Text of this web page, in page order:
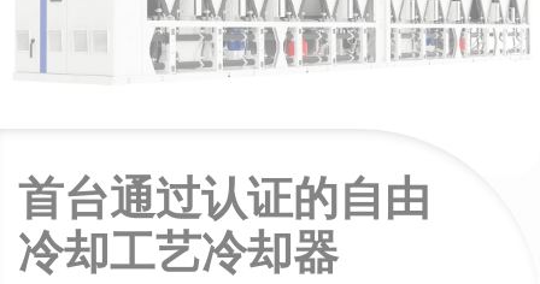
首台通过认证的自由
冷却工艺冷却器